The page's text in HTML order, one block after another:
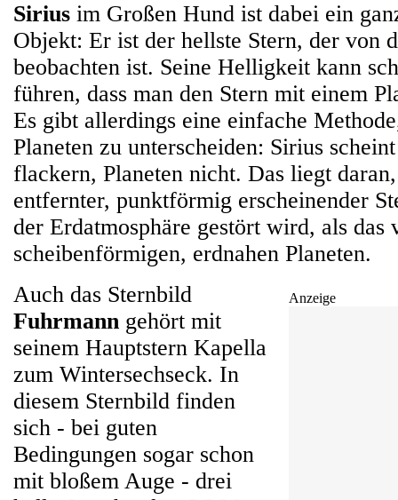
Sirius im Großen Hund ist dabei ein
Objekt: Er ist der hellste Stern, der von
beobachten ist. Seine Helligkeit kann
führen, dass man den Stern mit einem
Es gibt allerdings eine einfache
Planeten zu unterscheiden: Sirius
flackern, Planeten nicht. Das liegt
entfernter, punktförmig erscheinender
der Erdatmosphäre gestört wird, als das
scheibenförmigen, erdnahen Planeten.
Anzeige
Auch das Sternbild
Fuhrmann gehört mit
seinem Hauptstern Kapella
zum Wintersechseck. In
diesem Sternbild finden
sich - bei guten
Bedingungen sogar schon
mit bloßem Auge - drei